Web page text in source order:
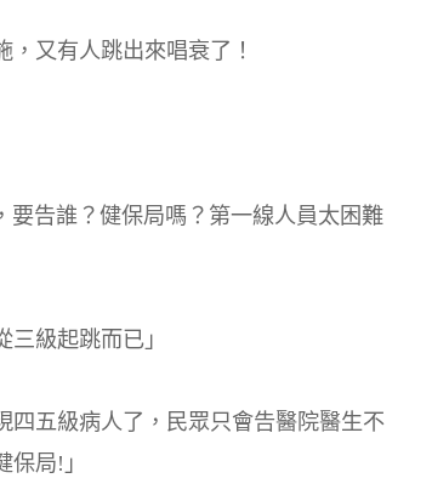
又有人跳出來唱衰了！
要告誰？健保局嗎？第一線人員太困難
三級起跳而已」
四五級病人了，民眾只會告醫院醫生不
局!」